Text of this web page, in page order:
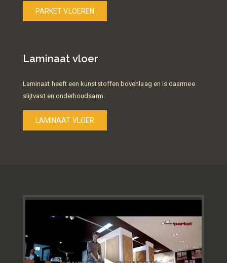
PARKET VLOEREN
Laminaat vloer
Laminaat heeft een kunststoffen bovenlaag en is daarmee
slijtvast en onderhoudsarm.
LAMINAAT VLOER